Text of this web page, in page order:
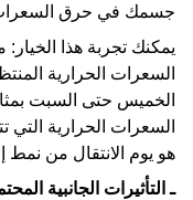
جسمك في حرق السعرات
يمكنك تجربة هذا الخيار:
الخميس حتى السبت
السعرات الحرارية التي
هو يوم الانتقال من نمط
ـ التأثيرات الجانبية